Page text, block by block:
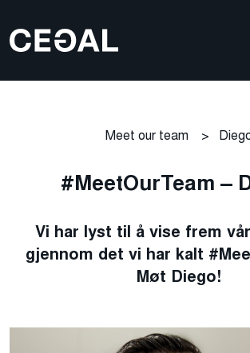
Meet our team >
#MeetOurTeam –
Vi har lyst til å vise frem
gjennom det vi har kalt
Møt Diego!